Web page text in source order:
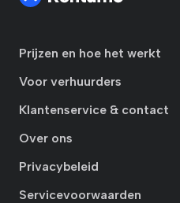
Prijzen en hoe het werkt
Voor verhuurders
Klantenservice & contact
Over ons
Privacybeleid
Servicevoorwaarden